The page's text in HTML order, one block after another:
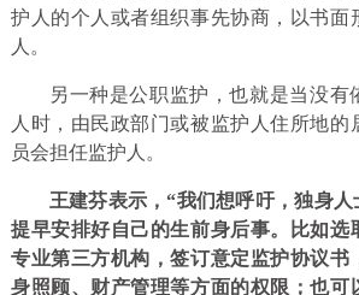
护人的个人或者组织事先协商，以书面
人。
另一种是公职监护，也就是当没有
人时，由民政部门或被监护人住所地的
员会担任监护人。
王建芬表示，“我们想呼吁，独身
提早安排好自己的生前身后事。比如选
专业第三方机构，签订意定监护协议书
身照顾、财产管理等方面的权限；也可